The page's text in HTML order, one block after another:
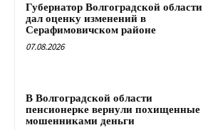
Губернатор Волгоградской области
дал оценку изменений в
Серафимовичском районе
07.08.2026
В Волгоградской области
пенсионерке вернули похищенные
мошенниками деньги